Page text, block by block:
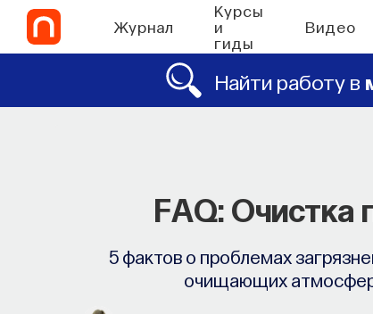
Журнал
Курсы
и
гиды
Видео
Найти работу в
FAQ: Очистка
5 фактов о проблемах
очищающих